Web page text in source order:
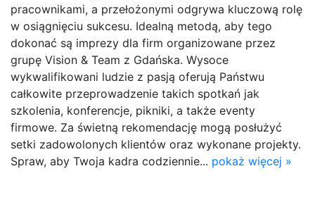
pracownikami, a przełożonymi odgrywa kluczową rolę
w osiągnięciu sukcesu. Idealną metodą, aby tego
dokonać są imprezy dla firm organizowane przez
grupę Vision & Team z Gdańska. Wysoce
wykwalifikowani ludzie z pasją oferują Państwu
całkowite przeprowadzenie takich spotkań jak
szkolenia, konferencje, pikniki, a także eventy
firmowe. Za świetną rekomendację mogą posłużyć
setki zadowolonych klientów oraz wykonane projekty.
Spraw, aby Twoja kadra codziennie... pokaż więcej »